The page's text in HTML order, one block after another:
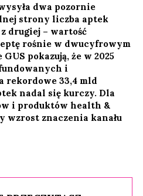
dwa pozornie
strony liczba aptek
drugiej – wartość
rośnie w dwucyfrowym
pokazują, że w 2025
i
rekordowe 33,4 mld
nadal się kurczy. Dla
i produktów health &
wzrost znaczenia kanału